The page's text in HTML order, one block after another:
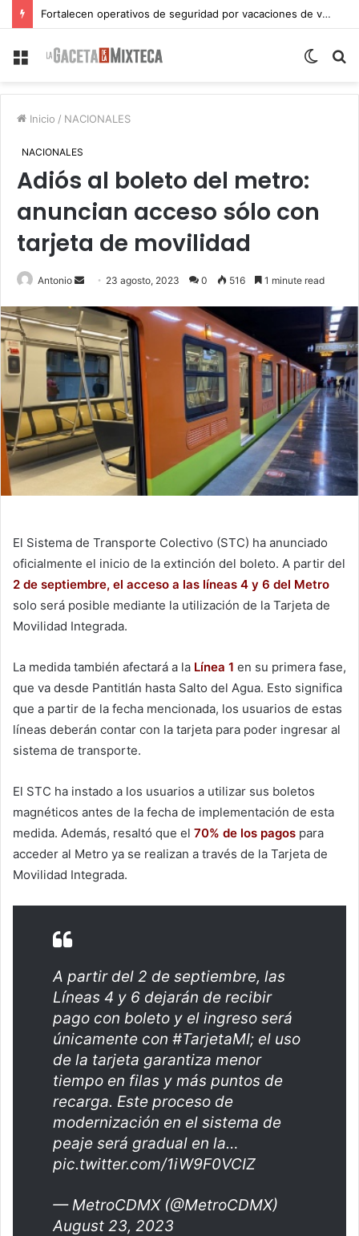
Fortalecen operativos de seguridad por vacaciones de verano en Atlixco
Menu
Switch
Inicio / NACIONALES
NACIONALES
Adiós al boleto del metro:
anuncian acceso sólo con
tarjeta de movilidad
Antonio
Send
email
23 agosto, 2023 0 516 1 minute read
El Sistema de Transporte Colectivo (STC) ha anunciado
oficialmente el inicio de la extinción del boleto. A partir del
2 de septiembre, el acceso a las líneas 4 y 6 del Metro
solo será posible mediante la utilización de la Tarjeta de
Movilidad Integrada.
La medida también afectará a la Línea 1 en su primera fase,
que va desde Pantitlán hasta Salto del Agua. Esto significa
que a partir de la fecha mencionada, los usuarios de estas
líneas deberán contar con la tarjeta para poder ingresar al
sistema de transporte.
El STC ha instado a los usuarios a utilizar sus boletos
magnéticos antes de la fecha de implementación de esta
medida. Además, resaltó que el 70% de los pagos para
acceder al Metro ya se realizan a través de la Tarjeta de
Movilidad Integrada.
A partir del 2 de septiembre, las
Líneas 4 y 6 dejarán de recibir
pago con boleto y el ingreso será
únicamente con #TarjetaMI; el uso
de la tarjeta garantiza menor
tiempo en filas y más puntos de
recarga. Este proceso de
modernización en el sistema de
peaje será gradual en la…
pic.twitter.com/1iW9F0VCIZ
— MetroCDMX (@MetroCDMX)
August 23, 2023